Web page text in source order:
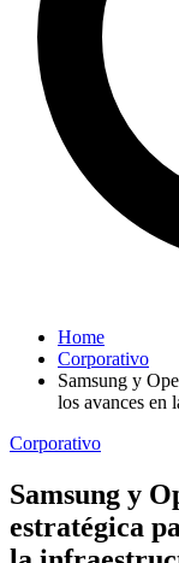
Home
Corporativo
Samsung y
los avances en
Corporativo
Samsung y
estratégica